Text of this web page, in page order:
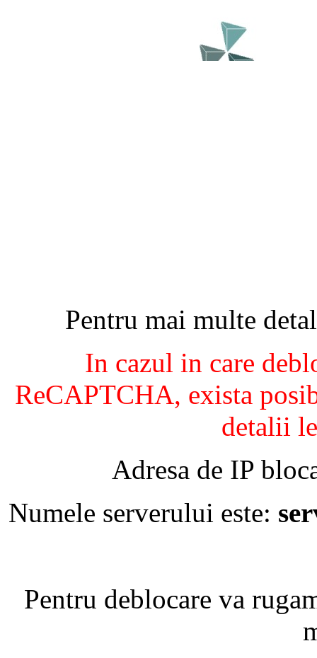
Pentru mai multe
In cazul in care
ReCAPTCHA, exista
detalii
Adresa de IP
Numele serverului este:
Pentru deblocare va